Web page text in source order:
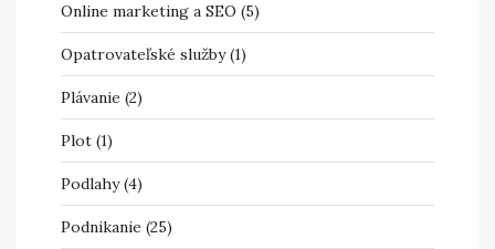
Online marketing a SEO (5)
Opatrovateľské služby(1)
Plávanie (2)
Plot (1)
Podlahy(4)
Podnikanie (25)